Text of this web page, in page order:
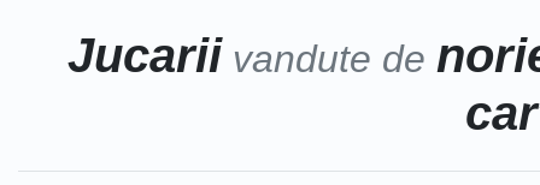
Jucarii vandute de